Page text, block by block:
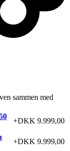
sammen med
+DKK 9.999,00
+DKK 9.999,00